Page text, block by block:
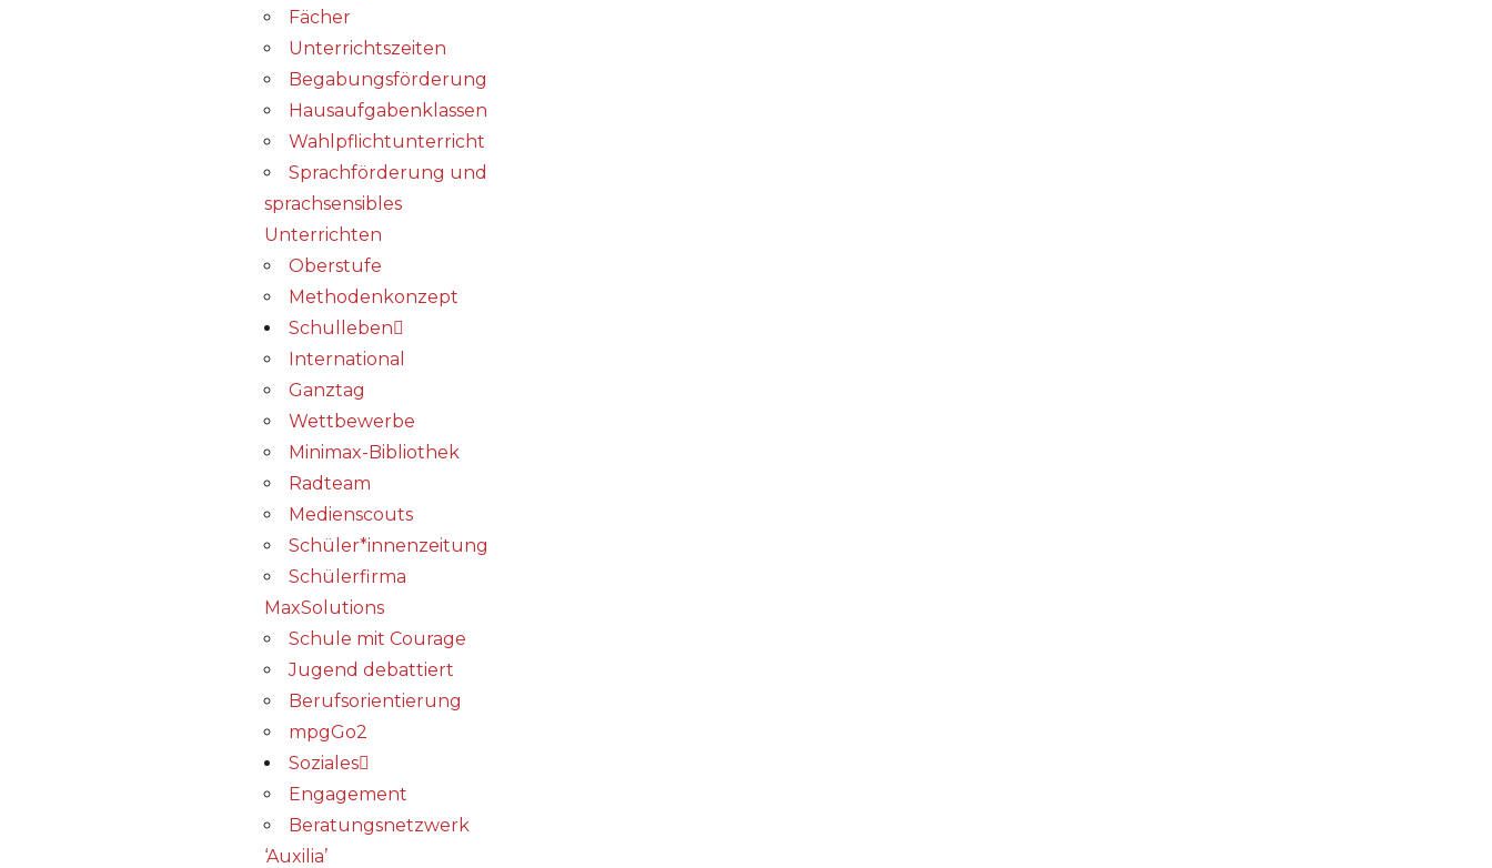
Fächer
Unterrichtszeiten
Begabungs­förderung
Hausaufgabenklassen
Wahlpflichtunterricht
Sprachförderung und
sprachsensibles
Unterrichten
Oberstufe
Methodenkonzept
Schulleben
International
Ganztag
Wettbewerbe
Minimax-Bibliothek​
Radteam
Medienscouts
Schüler*innenzeitung
Schülerfirma
MaxSolutions
Schule mit Courage
Jugend debattiert
Berufsorientierung
mpgGo2
Soziales
Engagement
Beratungsnetzwerk
‘Auxilia’